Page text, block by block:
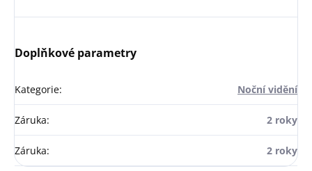
Doplňkové parametry
Kategorie: Noční vidění
Záruka: 2 roky
Záruka: 2 roky